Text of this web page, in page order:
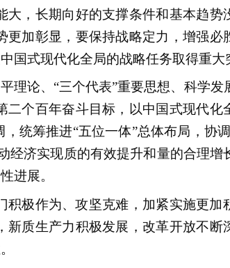
，长期向好的支撑条件和基本趋势
加彰显，要保持战略定力，增强必
国式现代化全局的战略任务取得重大
理论、“三个代表”重要思想、科学发
个百年奋斗目标，以中国式现代化
统筹推进“五位一体”总体布局，协
经济实现质的有效提升和量的合理增
进展。
极作为、攻坚克难，加紧实施更加
质生产力积极发展，改革开放不断